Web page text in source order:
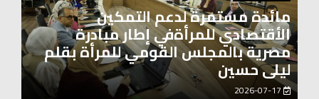
مائدة مستمرة لدعم التمكين
الأقتصادي للمرأةفي إطار مبادرة
مصرية بالمجلس القومي للمرأة بقلم
ليلى حسين
2026-07-17